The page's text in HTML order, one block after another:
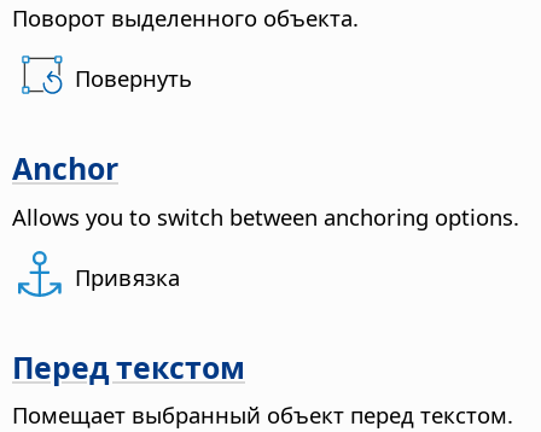
Поворот выделенного объекта.
Повернуть
Anchor
Allows you to switch between anchoring options.
Привязка
Перед текстом
Помещает выбранный объект перед текстом.